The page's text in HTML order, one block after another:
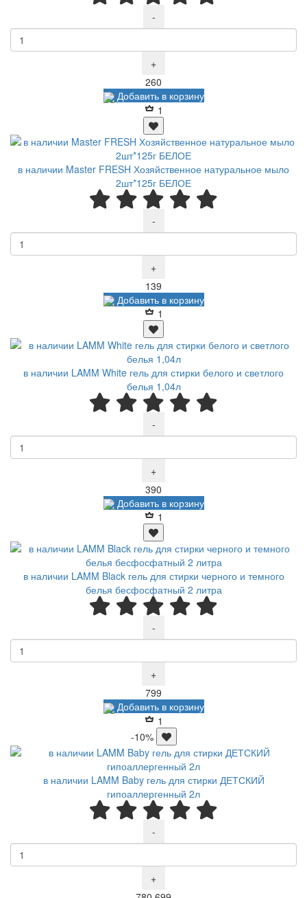
-
+
260
Добавить в корзину
1
в наличии Master FRESH Хозяйственное натуральное мыло
2шт*125г БЕЛОЕ
-
+
139
Добавить в корзину
1
в наличии LAMM White гель для стирки белого и светлого
белья 1,04л
-
+
390
Добавить в корзину
1
в наличии LAMM Black гель для стирки черного и темного
белья бесфосфатный 2 литра
-
+
799
Добавить в корзину
1
-10%
в наличии LAMM Baby гель для стирки ДЕТСКИЙ
гипоаллергенный 2л
-
+